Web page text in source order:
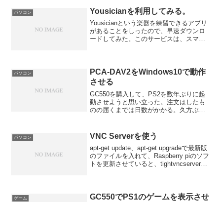
パソコン Yousicianを利用してみる。
Yousicianという楽器を練習できるアプリ
があることをしったので、早速ダウンロ
ードしてみた。このサービスは、スマー
えることができ...
パソコン
PCA-DAV2をWindows10で動作
させる
GC550を購入して、PS2を数年ぶりに起
動させようと思い立った。注文はしたも
のの届くまでは日数がかかる。久方ぶり
ターがコンポジットやS端子に対応してい
ない。昔買った...
パソコン VNC Serverを使う
apt-get update、apt-get upgradeで最新版
のファイルを入れて、Raspberry piのソフ
トを更新させていると、tightvncserverが
ゲーム
GC550でPS1のゲームを表示させ